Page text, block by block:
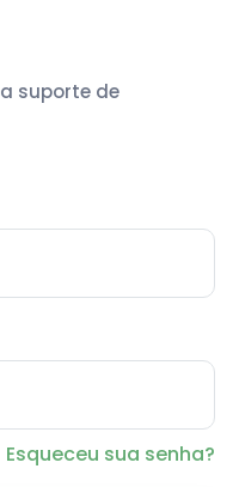
suporte de
Esqueceu sua senha?